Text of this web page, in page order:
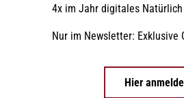
4x im Jahr digitales
Nur im Newsletter: Exklusive
Hier